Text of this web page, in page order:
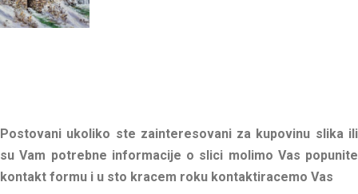
Postovani ukoliko ste zainteresovani za kupovinu slika ili
su Vam potrebne informacije o slici molimo Vas popunite
kontakt formu i u sto kracem roku kontaktiracemo Vas